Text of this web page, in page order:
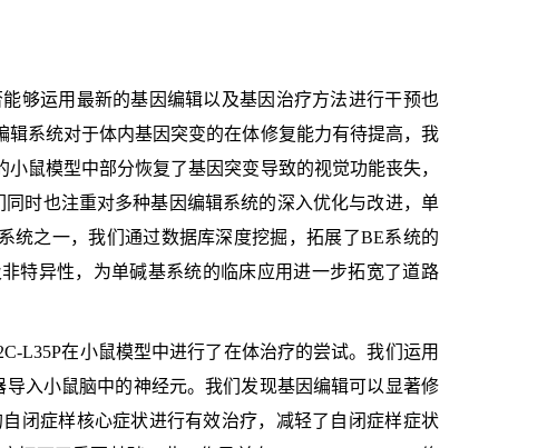
够运用最新的基因编辑以及基因治疗方法进行干预也
系统对于体内基因突变的在体修复能力有待提高，我
鼠模型中部分恢复了基因突变导致的视觉功能丧失，
同时也注重对多种基因编辑系统的深入优化与改进，单
统之一，我们通过数据库深度挖掘，拓展了BE系统的
特异性，为单碱基系统的临床应用进一步拓宽了道路
L35P在小鼠模型中进行了在体治疗的尝试。我们运用
入小鼠脑中的神经元。我们发现基因编辑可以显著修
闭症样核心症状进行有效治疗，减轻了自闭症样症状